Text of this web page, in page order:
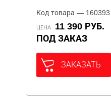
Код товара — 160393
ЦЕНА
11 390 РУБ.
ПОД ЗАКАЗ
ЗАКАЗАТЬ